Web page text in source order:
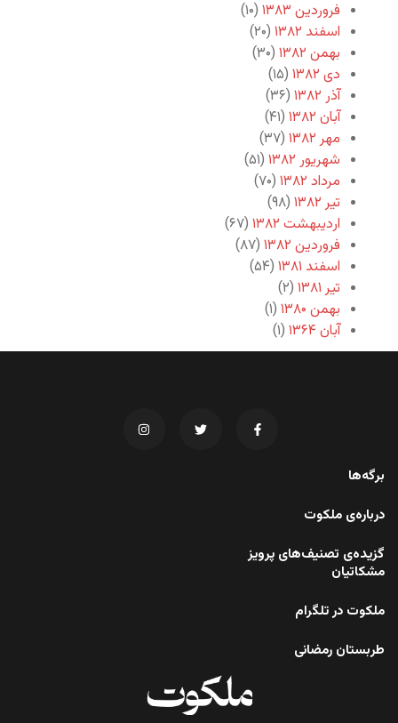
فروردین ۱۳۸۳
(۱۰)
اسفند ۱۳۸۲
(۲۰)
بهمن ۱۳۸۲
(۳۰)
دی ۱۳۸۲
(۱۵)
آذر ۱۳۸۲
(۳۶)
آبان ۱۳۸۲
(۴۱)
مهر ۱۳۸۲
(۳۷)
شهریور ۱۳۸۲
(۵۱)
مرداد ۱۳۸۲
(۷۰)
تیر ۱۳۸۲
(۹۸)
اردیبهشت ۱۳۸۲
(۶۷)
فروردین ۱۳۸۲
(۸۷)
اسفند ۱۳۸۱
(۵۴)
تیر ۱۳۸۱
(۲)
بهمن ۱۳۸۰
(۱)
آبان ۱۳۶۴
(۱)
برگه‌ها
درباره‌ی ملکوت
گزیده‌ی تصنیف‌های پرویز
مشکاتیان
ملکوت در تلگرام
طربستان رمضانی